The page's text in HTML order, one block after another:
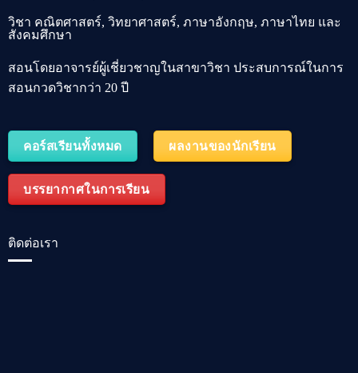
วิชา คณิตศาสตร์, วิทยาศาสตร์, ภาษาอังกฤษ, ภาษาไทย และ
สังคมศึกษา
สอนโดยอาจารย์ผู้เชี่ยวชาญในสาขาวิชา ประสบการณ์ในการ
สอนกวดวิชากว่า 20 ปี
คอร์สเรียนทั้งหมด ผลงานของนักเรียน
บรรยากาศในการเรียน
ติดต่อเรา